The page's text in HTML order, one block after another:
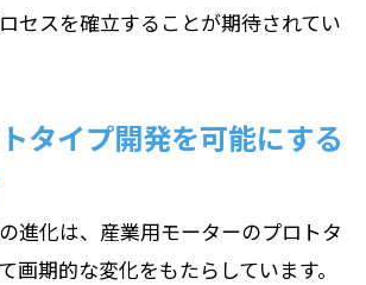
セスを確立することが期待されてい
タイプ開発を可能にする
進化は、産業用モーターのプロトタ
画期的な変化をもたらしています。